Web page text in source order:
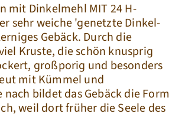
mit Dinkelmehl MIT 24 H-
sehr weiche 'genetzte Dinkel-
Gebäck. Durch die
Kruste, die schön knusprig
großporig und besonders
mit Kümmel und
bildet das Gebäck die Form
weil dort früher die Seele des